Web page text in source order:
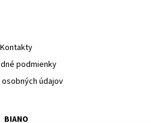
Kontakty
podmienky
osobných údajov
BIANO